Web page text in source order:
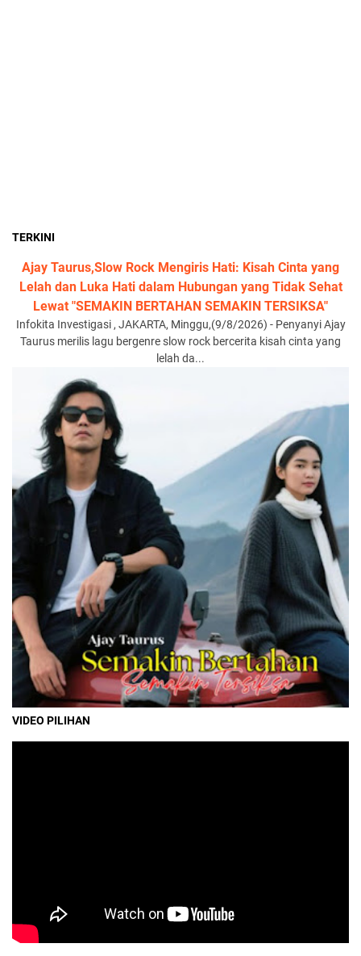
TERKINI
Ajay Taurus,Slow Rock Mengiris Hati: Kisah Cinta yang
Lelah dan Luka Hati dalam Hubungan yang Tidak Sehat
Lewat "SEMAKIN BERTAHAN SEMAKIN TERSIKSA"
Infokita Investigasi , JAKARTA, Minggu,(9/8/2026) - Penyanyi Ajay
Taurus merilis lagu bergenre slow rock bercerita kisah cinta yang
lelah da...
VIDEO PILIHAN